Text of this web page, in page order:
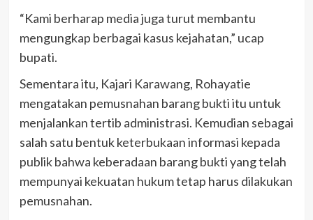
“Kami berharap media juga turut membantu
mengungkap berbagai kasus kejahatan,” ucap
bupati.
Sementara itu, Kajari Karawang, Rohayatie
mengatakan pemusnahan barang bukti itu untuk
menjalankan tertib administrasi. Kemudian sebagai
salah satu bentuk keterbukaan informasi kepada
publik bahwa keberadaan barang bukti yang telah
mempunyai kekuatan hukum tetap harus dilakukan
pemusnahan.